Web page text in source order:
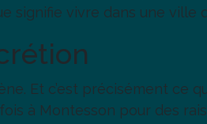
signifie vivre dans une
Et c’est précisément ce
à Montesson pour des